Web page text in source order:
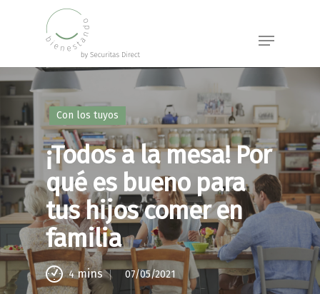
content
Menu
Con los tuyos
¡Todos a la mesa! Por
qué es bueno para
tus hijos comer en
familia
4 mins 07/05/2021